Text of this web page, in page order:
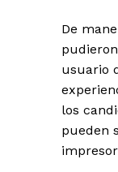
De
usuario
los
pueden